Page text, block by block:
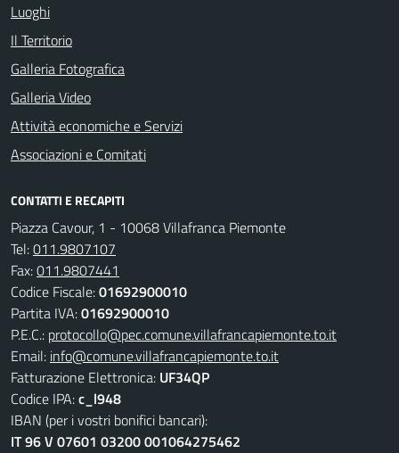
Luoghi
Il Territorio
Galleria Fotografica
Galleria Video
Attività economiche e Servizi
Associazioni e Comitati
CONTATTI E RECAPITI
Piazza Cavour, 1 - 10068 Villafranca Piemonte
Tel:011.9807107
Fax:011.9807441
Codice Fiscale:01692900010
Partita IVA:01692900010
P.E.C.: protocollo@pec.comune.villafrancapiemonte.to.it
Email: info@comune.villafrancapiemonte.to.it
Fatturazione Elettronica: UF34QP
Codice IPA:c_l948
IBAN (per i vostri bonifici bancari):
IT 96 V 07601 03200 001064275462